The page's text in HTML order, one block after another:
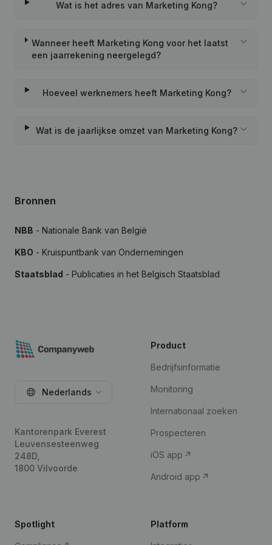
Wat is het adres van Marketing Kong?
Wanneer heeft Marketing Kong voor het laatst
een jaarrekening neergelegd?
Hoeveel werknemers heeft Marketing Kong?
Wat is de jaarlijkse omzet van Marketing Kong?
Bronnen
NBB - Nationale Bank van België
KBO - Kruispuntbank van Ondernemingen
Staatsblad - Publicaties in het Belgisch Staatsblad
Nederlands
Kantorenpark Everest
Leuvensesteenweg
248D,
1800 Vilvoorde
Product
Bedrijfsinformatie
Monitoring
Internationaal zoeken
Prospecteren
iOS app
Android app
Spotlight Platform